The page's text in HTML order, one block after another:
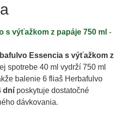
s výťažkom z papáje 750 ml -
Essencia s výťažkom z
spotrebe 40 ml vydrží 750 ml
balenie 6 fliaš Herbafulvo
dní poskytuje dostatočné
dávkovania.